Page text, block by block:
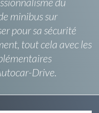
minibus sur
pour sa sécurité
tout cela avec les
Drive.